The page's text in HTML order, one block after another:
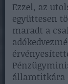
Ezzel, az
együttesen
maradt a
államtitkára